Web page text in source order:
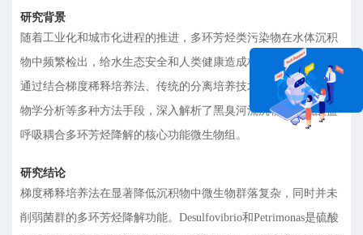
研究背景
随着工业化和城市化进程的推进，多环芳烃类污染物在水体沉积
物中频繁检出，给水生态安全和人类健康造成极大威胁。 本研究
通过结合梯度稀释培养法、传统的分离培养技术以及宏基因组生
物学分析等多种方法手段，深入解析了黑臭河流沉积物中硫酸盐
呼吸耦合多环芳烃降解的核心功能微生物组。
研究结论
梯度稀释培养法在显著降低沉积物中微生物群落复杂，同时并未
削弱菌群的多环芳烃降解功能。Desulfovibrio和Petrimonas是硫酸